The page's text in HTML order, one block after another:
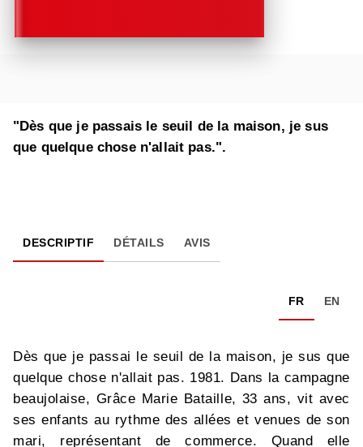
"Dès que je passais le seuil de la maison, je sus
que quelque chose n'allait pas.".
DESCRIPTIF DÉTAILS AVIS
FR EN
Dès que je passai le seuil de la maison, je sus que
quelque chose n'allait pas. 1981. Dans la campagne
beaujolaise, Grâce Marie Bataille, 33 ans, vit avec
ses enfants au rythme des allées et venues de son
mari, représentant de commerce. Quand elle